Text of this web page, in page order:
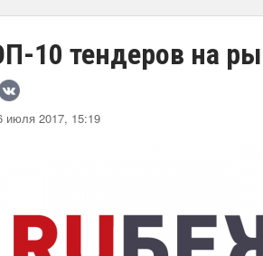
10 тендеров на
июля 2017, 15:19